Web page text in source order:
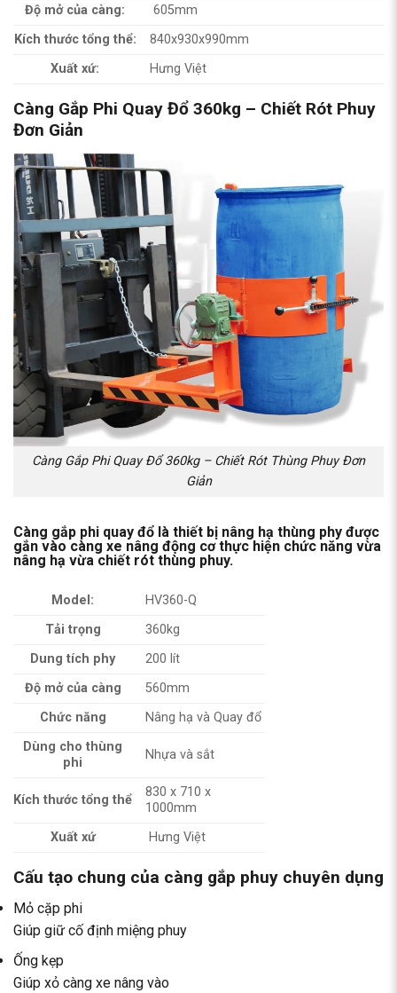
Độ mở của càng:
605mm
Kích thước tổng thể:
840x930x990mm
Xuất xứ:
Hưng Việt
Càng Gắp Phi Quay Đổ 360kg – Chiết Rót Phuy
Đơn Giản
Càng Gắp Phi Quay Đổ 360kg – Chiết Rót Thùng Phuy Đơn
Giản
Càng gắp phi quay đổ là thiết bị nâng hạ thùng phy được
gắn vào càng xe nâng động cơ thực hiện chức năng vừa
nâng hạ vừa chiết rót thùng phuy.
Model:
HV360-Q
Tải trọng
360kg
Dung tích phy
200 lít
Độ mở của càng
560mm
Chức năng
Nâng hạ và Quay đổ
Dùng cho thùng
phi
Nhựa và sắt
Kích thước tổng thể
830 x 710 x
1000mm
Xuất xứ
Hưng Việt
Cấu tạo chung của càng gắp phuy chuyên dụng
Mỏ cặp phi
Giúp giữ cố định miệng phuy
Ống kẹp
Giúp xỏ càng xe nâng vào